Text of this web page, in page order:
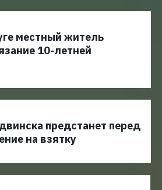
местный житель
10-летней
предстанет перед
на взятку